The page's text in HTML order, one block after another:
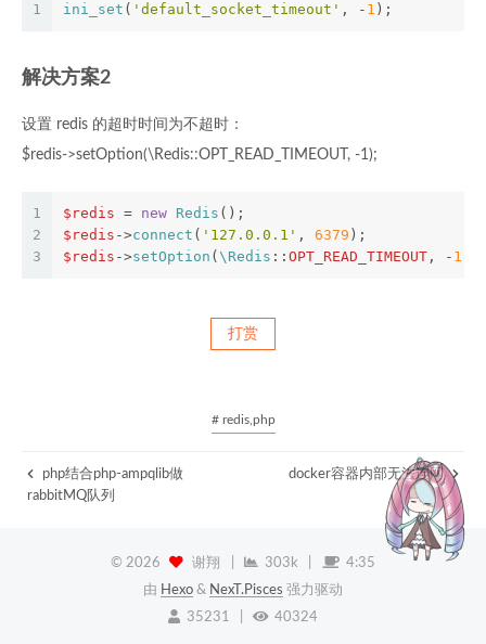
1 ini_set ( 'default_socket_timeout' , - 1 );
解决方案2
设置 redis 的超时时间为不超时：
$redis->setOption(\Redis::OPT_READ_TIMEOUT, -1);
1
2
3
$redis = new Redis ();
$redis ->connect ( '127.0.0.1' , 6379 );
$redis ->setOption ( \Redis :: OPT_READ_TIMEOUT , - 1
打赏
# redis,php
php结合php-ampqlib做
rabbitMQ队列
docker容器内部无法连网
© 2026 谢翔 303k 4:35
由 Hexo & NexT.Pisces 强力驱动
35231 40324